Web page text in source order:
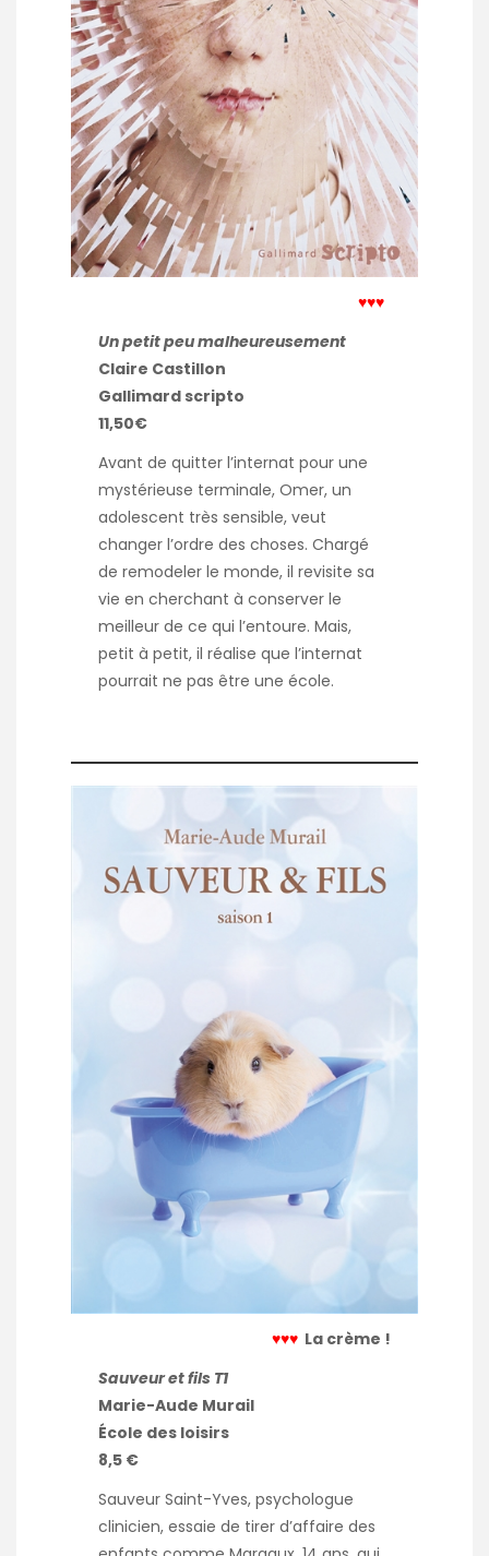
♥♥♥
Un petit peu malheureusement
Claire Castillon
Gallimard scripto
11,50€
Avant de quitter l’internat pour une
mystérieuse terminale, Omer, un
adolescent très sensible, veut
changer l’ordre des choses. Chargé
de remodeler le monde, il revisite sa
vie en cherchant à conserver le
meilleur de ce qui l’entoure. Mais,
petit à petit, il réalise que l’internat
pourrait ne pas être une école.
♥♥♥La crème !
Sauveur et fils T1
Marie-Aude Murail
École des loisirs
8,5 €
Sauveur Saint-Yves, psychologue
clinicien, essaie de tirer d’affaire des